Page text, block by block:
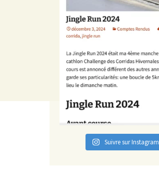
Suivre sur Instagram